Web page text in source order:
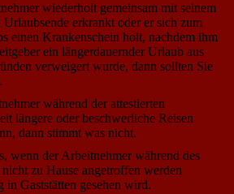
wiederholt gemeinsam mit seinem
Urlaubsende erkrankt oder er sich zum
einen Krankenschein holt, nachdem ihm
ein längerdauernder Urlaub aus
verweigert wurde, dann sollten Sie
während der attestierten
längere oder beschwerliche Reisen
dann stimmt was nicht.
wenn der Arbeitnehmer während des
zu Hause angetroffen werden
in Gaststätten gesehen wird.